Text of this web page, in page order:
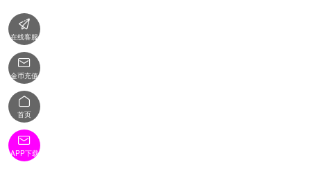

在线客服

金币充值

首页

APP下载